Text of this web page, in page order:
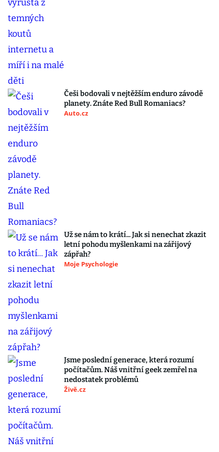
Češi bodovali v nejtěžším enduro závodě
planety. Znáte Red Bull Romaniacs?
Auto.cz
Už se nám to krátí... Jak si nenechat zkazit
letní pohodu myšlenkami na zářijový
zápřah?
Moje Psychologie
Jsme poslední generace, která rozumí
počítačům. Náš vnitřní geek zemřel na
nedostatek problémů
Živě.cz